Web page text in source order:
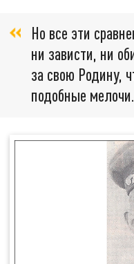
Но все эти
ни зависти, ни
за свою Родину,
подобные мелочи.